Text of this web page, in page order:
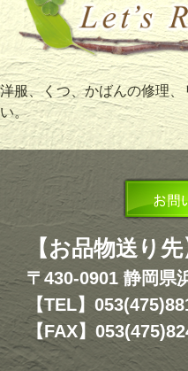
洋服、くつ、かばんの修理
い。
【お品物送り先
〒430-0901 静岡県
【TEL】
【FAX】